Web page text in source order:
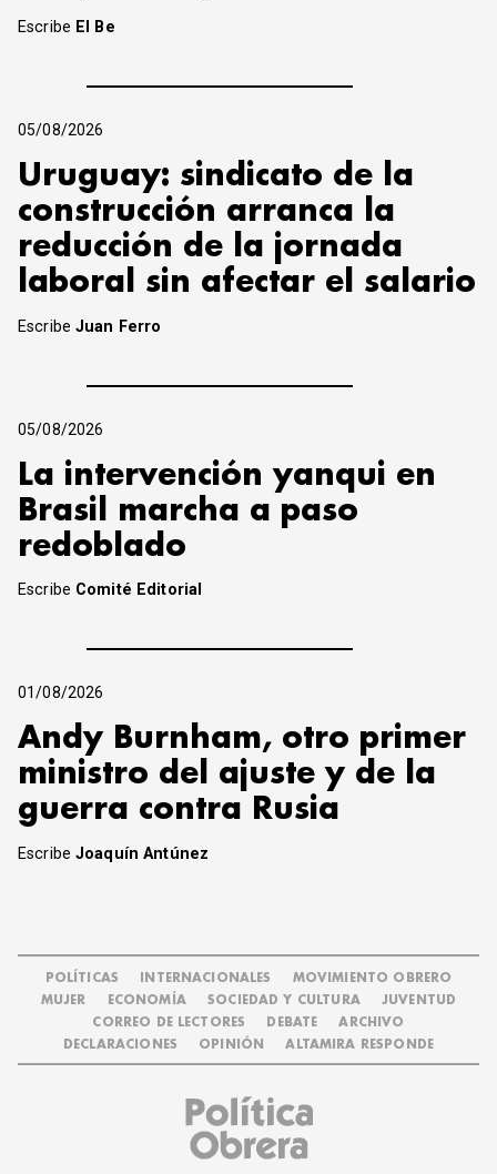
Escribe El Be
05/08/2026
Uruguay: sindicato de la
construcción arranca la
reducción de la jornada
laboral sin afectar el salario
EscribeJuan Ferro
05/08/2026
La intervención yanqui en
Brasil marcha a paso
redoblado
Escribe Comité Editorial
01/08/2026
Andy Burnham, otro primer
ministro del ajuste y de la
guerra contra Rusia
EscribeJoaquín Antúnez
POLÍTICAS INTERNACIONALES
MOVIMIENTO OBRERO
MUJER
ECONOMÍA SOCIEDAD Y CULTURA
JUVENTUD
CORREO DE LECTORES
DEBATE
ARCHIVO
DECLARACIONES
OPINIÓN ALTAMIRA RESPONDE